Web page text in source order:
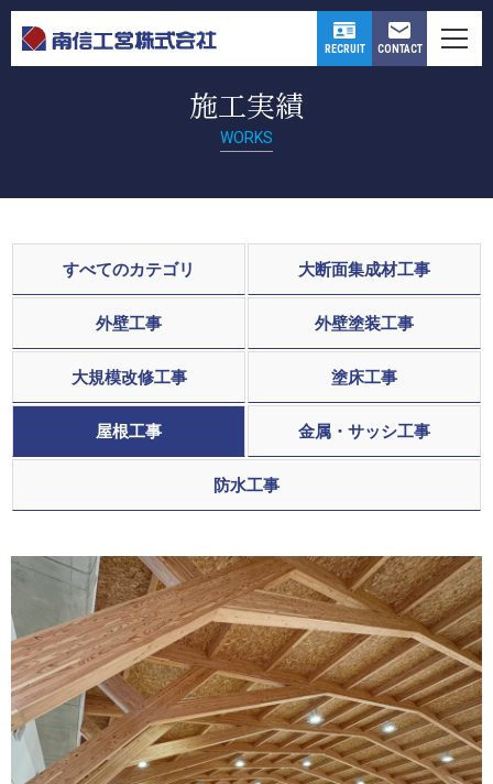
RECRUIT CONTACT
施工実績
WORKS
すべてのカテゴリ 大断面集成材工事
外壁工事 外壁塗装工事
大規模改修工事 塗床工事
屋根工事 金属・サッシ工事
防水工事